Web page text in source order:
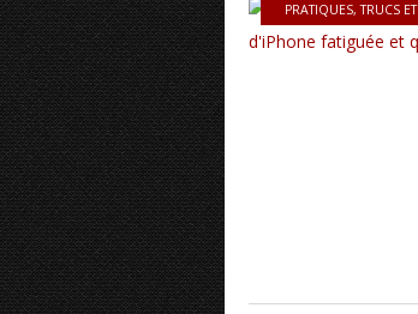
PRATIQUES,TRUCS